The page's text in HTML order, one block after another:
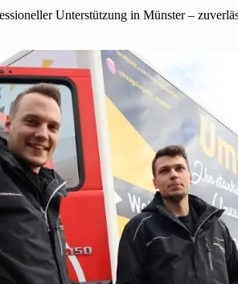
Unterstützung in Münster –